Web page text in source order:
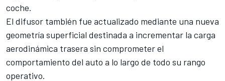
coche.
El difusor también fue actualizado mediante una nueva
geometría superficial destinada a incrementar la carga
aerodinámica trasera sin comprometer el
comportamiento del auto a lo largo de todo su rango
operativo.